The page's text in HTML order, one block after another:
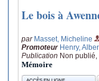
Le bois à
par Masset, Micheline
Promoteur Henry,
Publication Non publié,
Mémoire